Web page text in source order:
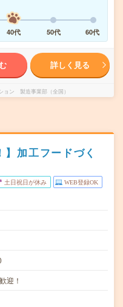
40代 50代 60代
詳しく見る
ョン 製造事業部（全国）
】加工フードづく
土日祝日が休み WEB登録OK
迎！